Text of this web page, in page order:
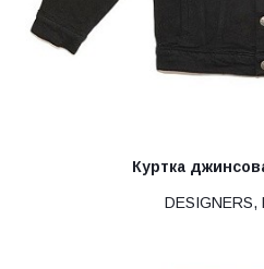
Куртка
DESIGNERS,